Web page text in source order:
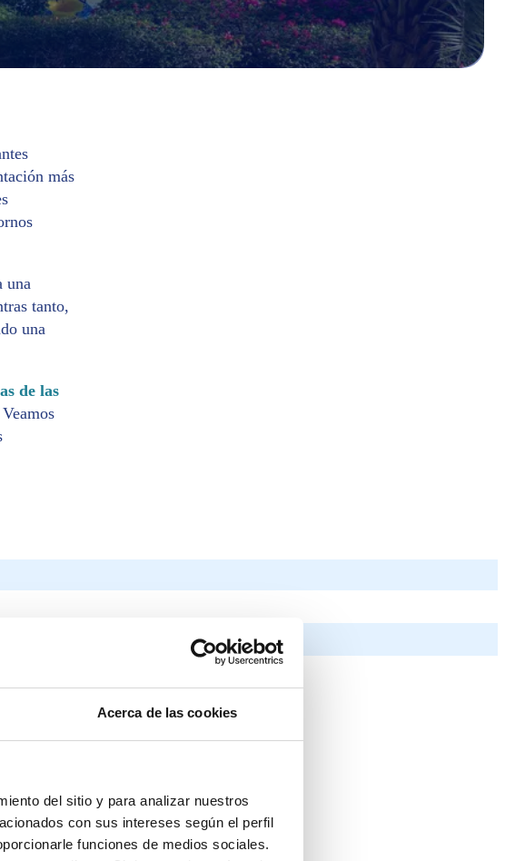
Acerca de las cookies
del sitio y para analizar nuestros
con sus intereses según el perfil
funciones de medios sociales.
más
una
tanto,
una
de las